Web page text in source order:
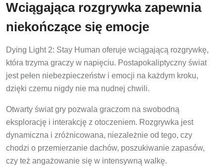
Wciągająca rozgrywka zapewnia
niekończące się emocje
Dying Light 2: Stay Human oferuje wciągającą rozgrywkę,
która trzyma graczy w napięciu. Postapokaliptyczny świat
jest pełen niebezpieczeństw i emocji na każdym kroku,
dzięki czemu nigdy nie ma nudnej chwili.
Otwarty świat gry pozwala graczom na swobodną
eksplorację i interakcję z otoczeniem. Rozgrywka jest
dynamiczna i zróżnicowana, niezależnie od tego, czy
chodzi o przemierzanie dachów, poszukiwanie zapasów,
czy też angażowanie się w intensywną walkę.